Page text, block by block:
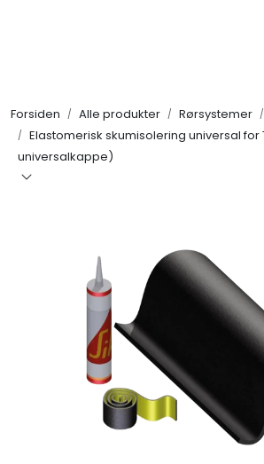
Forsiden Alle produkter Rørsystemer
Elastomerisk skumisolering universal for
universalkappe)
KAMPANJER
Kontakt Oss
Reservedeler
Be om tilbud